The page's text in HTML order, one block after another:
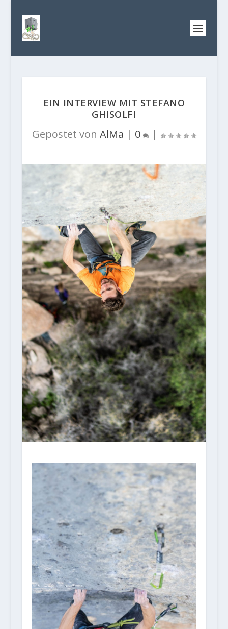
EIN INTERVIEW MIT STEFANO
GHISOLFI
Gepostet von AlMa | 0 |